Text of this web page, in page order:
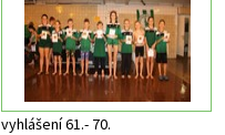
vyhlášení 61.- 70.